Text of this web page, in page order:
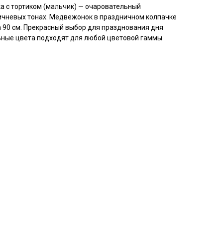
с тортиком (мальчик) — очаровательный
тонах. Медвежонок в праздничном колпачке
90 см. Прекрасный выбор для празднования дня
цвета подходят для любой цветовой гаммы